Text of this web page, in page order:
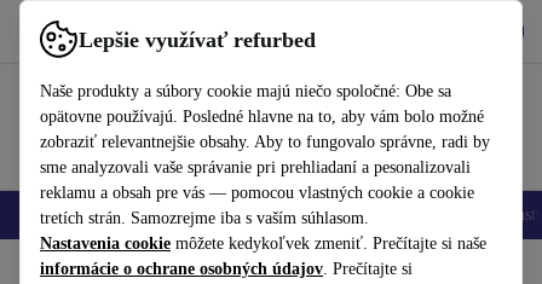
Lepšie využívať refurbed
Naše produkty a súbory cookie majú niečo spoločné: Obe sa
opätovne používajú. Posledné hlavne na to, aby vám bolo možné
zobraziť relevantnejšie obsahy. Aby to fungovalo správne, radi by
sme analyzovali vaše správanie pri prehliadaní a pesonalizovali
reklamu a obsah pre vás — pomocou vlastných cookie a cookie
tretích strán. Samozrejme iba s vaším súhlasom.
Nastavenia cookie môžete kedykoľvek zmeniť. Prečítajte si naše
informácie o ochrane osobných údajov. Prečítajte si
používať refurbed rýchlo a jednoducho
Mobilné telefóny Laptopy Tablety Inteligentné hodinky
Domov Produkty Televízory